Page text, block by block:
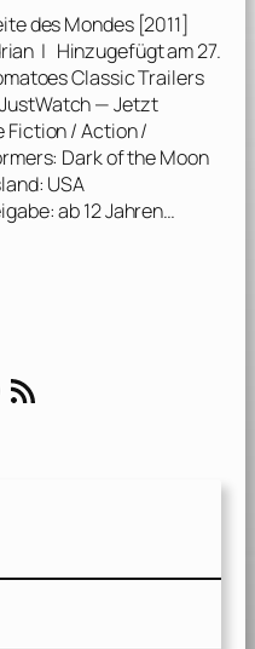
des Mondes [2011]
| Hinzugefügt am 27.
Classic Trailers
— Jetzt
Fiction / Action /
Dark of the Moon
USA
ab 12 Jahren…
RSS-Feed